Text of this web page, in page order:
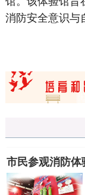
消防安全意识与
市民参观消防体